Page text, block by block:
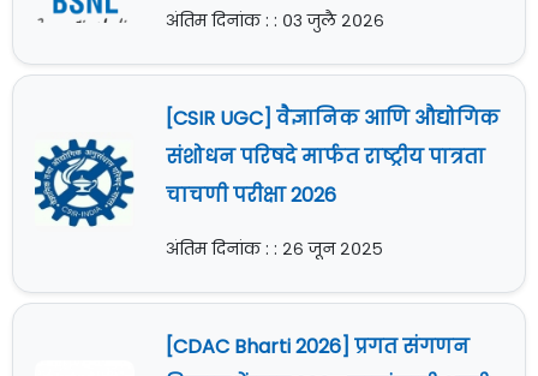
अंतिम दिनांक : : ०३ जुलै २०२६
[CSIR UGC] वैज्ञानिक आणि औद्योगिक
संशोधन परिषदे मार्फत राष्ट्रीय पात्रता
चाचणी परीक्षा 2026
अंतिम दिनांक : : २६ जून २०२५
[CDAC Bharti 2026] प्रगत संगणन